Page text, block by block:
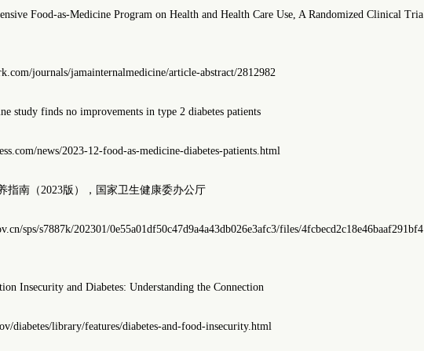
Food-as-Medicine Program on Health and Health Care Use, A Randomized Clinical Tria
journals/jamainternalmedicine/article-abstract/2812982
study finds no improvements in type 2 diabetes patients
news/2023-12-food-as-medicine-diabetes-patients.html
指南（2023版），国家卫生健康委办公厅
sps/s7887k/202301/0e55a01df50c47d9a4a43db026e3afc3/files/4fcbecd2c18e46baaf291bf4
Insecurity and Diabetes: Understanding the Connection
diabetes/library/features/diabetes-and-food-insecurity.html